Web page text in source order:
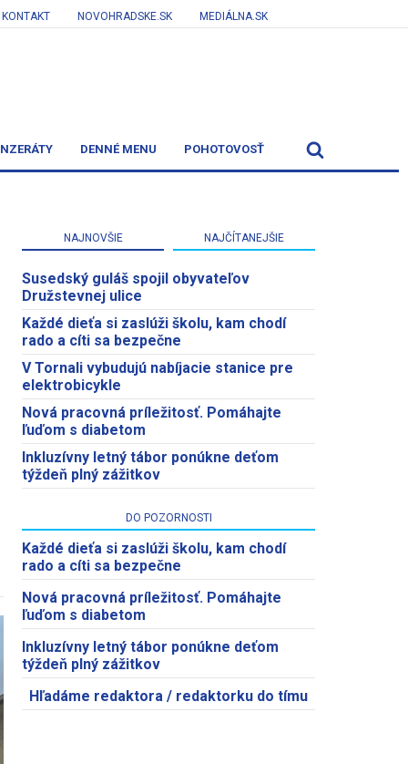
KONTAKT NOVOHRADSKE.SK MEDIÁLNA.SK
DENNÉ MENU POHOTOVOSŤ
NAJNOVŠIE NAJČÍTANEJŠIE
Susedský guláš spojil obyvateľov
Družstevnej ulice
Každé dieťa si zaslúži školu, kam chodí
rado a cíti sa bezpečne
V Tornali vybudujú nabíjacie stanice pre
elektrobicykle
Nová pracovná príležitosť. Pomáhajte
ľuďom s diabetom
Inkluzívny letný tábor ponúkne deťom
týždeň plný zážitkov
DO POZORNOSTI
Každé dieťa si zaslúži školu, kam chodí
rado a cíti sa bezpečne
Nová pracovná príležitosť. Pomáhajte
ľuďom s diabetom
Inkluzívny letný tábor ponúkne deťom
týždeň plný zážitkov
Hľadáme redaktora / redaktorku do tímu